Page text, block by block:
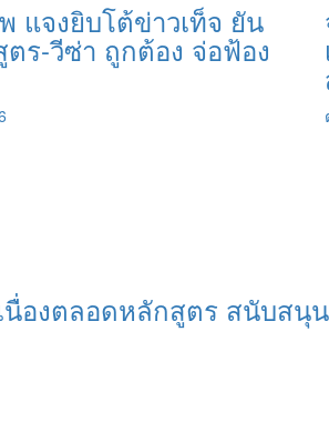
แจงยิบโต้ข่าวเท็จ ยัน
ร-วีซ่า ถูกต้อง จ่อฟ้อง
งตลอดหลักสูตร สนับสนุน